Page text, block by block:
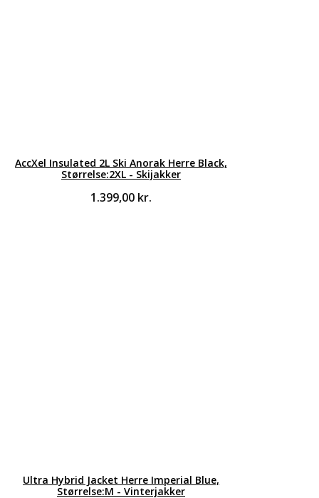
AccXel Insulated 2L Ski Anorak Herre Black,
Størrelse:2XL - Skijakker
1.399,00 kr.
Ultra Hybrid Jacket Herre Imperial Blue,
Størrelse:M - Vinterjakker